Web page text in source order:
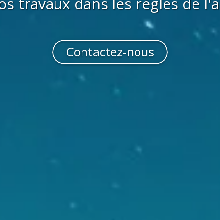
Contactez-nous